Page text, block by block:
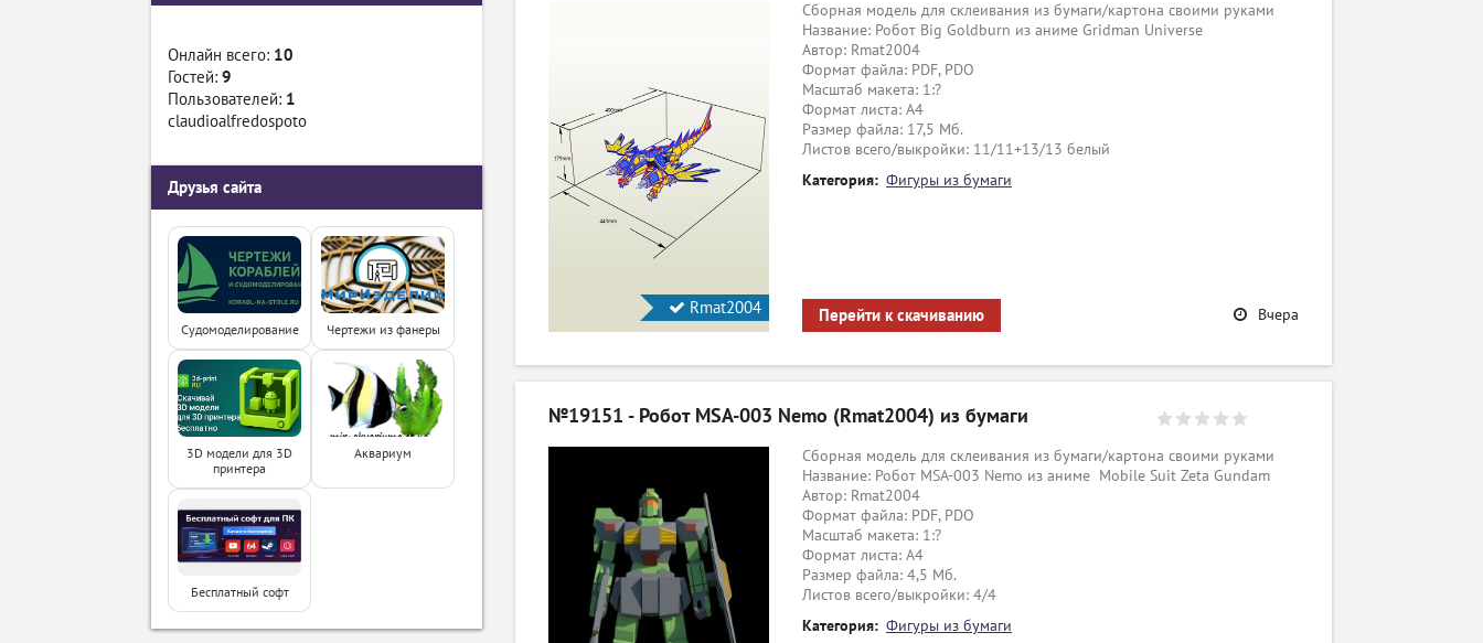
Rmat2004
Сборная модель для склеивания из бумаги/картона своими руками
Название: Робот Big Goldburn из аниме Gridman Universe
Автор: Rmat2004
Формат файла: PDF, PDO
Масштаб макета: 1:?
Формат листа: А4
Размер файла: 17,5 Мб.
Листов всего/выкройки: 11/11+13/13 белый
Категория: Фигуры из бумаги
Перейти к скачиванию Вчера
№19151 - Робот MSA-003 Nemo (Rmat2004) из бумаги
Сборная модель для склеивания из бумаги/картона своими руками
Название: Робот MSA-003 Nemo из аниме Mobile Suit Zeta Gundam
Автор: Rmat2004
Формат файла: PDF, PDO
Масштаб макета: 1:?
Формат листа: А4
Размер файла: 4,5 Мб.
Листов всего/выкройки: 4/4
Категория: Фигуры из бумаги
Онлайн всего: 10
Гостей: 9
Пользователей: 1
claudioalfredospoto
Друзья сайта
Судомоделирование Чертежи из фанеры
3D модели для 3D
принтера
Аквариум
Бесплатный софт